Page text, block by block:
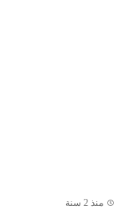
منذ 2 سنة